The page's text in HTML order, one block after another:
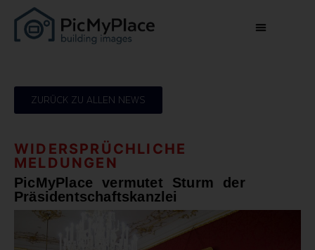
ZURÜCK ZU ALLEN NEWS
WIDERSPRÜCHLICHE
MELDUNGEN
PicMyPlace vermutet Sturm der
Präsidentschaftskanzlei